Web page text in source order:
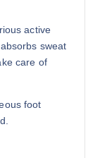
active
sweat
care of
foot